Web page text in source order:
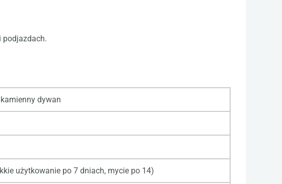
podjazdach.
dywan
użytkowanie po 7 dniach, mycie po 14)